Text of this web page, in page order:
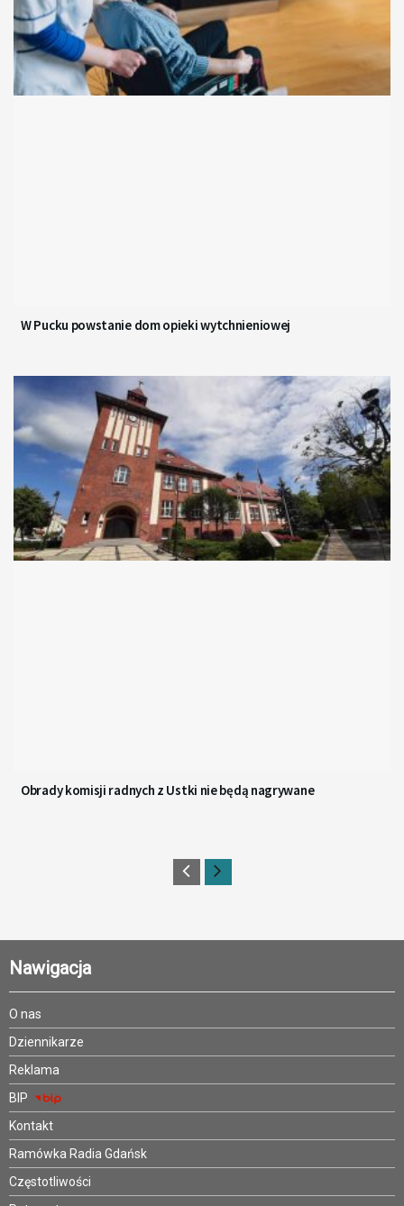
W Pucku powstanie dom opieki wytchnieniowej
Obrady komisji radnych z Ustki nie będą nagrywane
Nawigacja
O nas
Dziennikarze
Reklama
BIP
Kontakt
Ramówka Radia Gdańsk
Częstotliwości